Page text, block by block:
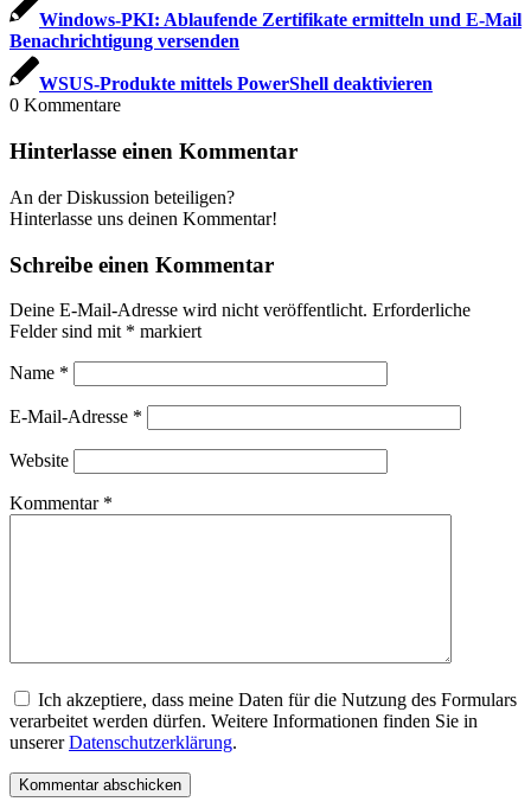
Windows-PKI: Ablaufende Zertifikate ermitteln und E-Mail
Benachrichtigung versenden
WSUS-Produkte mittels PowerShell deaktivieren
0 Kommentare
Hinterlasse einen Kommentar
An der Diskussion beteiligen?
Hinterlasse uns deinen Kommentar!
Schreibe einen Kommentar
Deine E-Mail-Adresse wird nicht veröffentlicht. Erforderliche
Felder sind mit * markiert
Name *
E-Mail-Adresse *
Website
Kommentar *
Ich akzeptiere, dass meine Daten für die Nutzung des Formulars
verarbeitet werden dürfen. Weitere Informationen finden Sie in
unsererDatenschutzerklärung.